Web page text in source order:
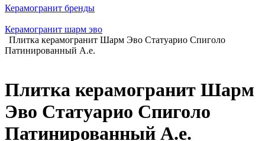
Керамогранит бренды
Керамогранит шарм эво
Плитка керамогранит Шарм Эво Статуарио Спиголо
Патинированный А.е.
Плитка керамогранит Шарм
Эво Статуарио Спиголо
Патинированный А.е.